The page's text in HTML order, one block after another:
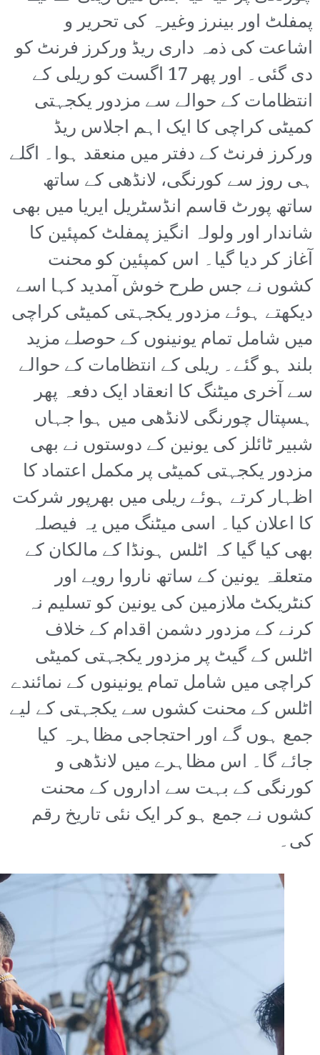
پمفلٹ اور بینرز وغیرہ کی تحریر و
اشاعت کی ذمہ داری ریڈ ورکرز فرنٹ کو
دی گئی۔ اور پھر 17 اگست کو ریلی کے
انتظامات کے حوالے سے مزدور یکجہتی
کمیٹی کراچی کا ایک اہم اجلاس ریڈ
ورکرز فرنٹ کے دفتر میں منعقد ہوا۔ اگلے
ہی روز سے کورنگی، لانڈھی کے ساتھ
ساتھ پورٹ قاسم انڈسٹریل ایریا میں بھی
شاندار اور ولولہ انگیز پمفلٹ کمپئین کا
آغاز کر دیا گیا۔ اس کمپئین کو محنت
کشوں نے جس طرح خوش آمدید کہا اسے
دیکھتے ہوئے مزدور یکجہتی کمیٹی کراچی
میں شامل تمام یونینوں کے حوصلے مزید
بلند ہو گئے۔ ریلی کے انتظامات کے حوالے
سے آخری میٹنگ کا انعقاد ایک دفعہ پھر
ہسپتال چورنگی لانڈھی میں ہوا جہاں
شبیر ٹائلز کی یونین کے دوستوں نے بھی
مزدور یکجہتی کمیٹی پر مکمل اعتماد کا
اظہار کرتے ہوئے ریلی میں بھرپور شرکت
کا اعلان کیا۔ اسی میٹنگ میں یہ فیصلہ
بھی کیا گیا کہ اٹلس ہونڈا کے مالکان کے
متعلقہ یونین کے ساتھ ناروا رویے اور
کنٹریکٹ ملازمین کی یونین کو تسلیم نہ
کرنے کے مزدور دشمن اقدام کے خلاف
اٹلس کے گیٹ پر مزدور یکجہتی کمیٹی
کراچی میں شامل تمام یونینوں کے نمائندے
اٹلس کے محنت کشوں سے یکجہتی کے لیے
جمع ہوں گے اور احتجاجی مظاہرہ کیا
جائے گا۔ اس مظاہرے میں لانڈھی و
کورنگی کے بہت سے اداروں کے محنت
کشوں نے جمع ہو کر ایک نئی تاریخ رقم
کی۔